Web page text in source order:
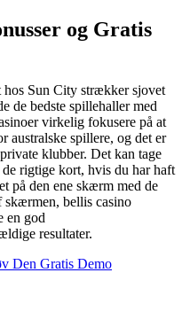
og Gratis
Sun City strækker sjovet
de bedste spillehaller med
virkelig fokusere på at
australske spillere, og det er
klubber. Det kan tage
rigtige kort, hvis du har haft
på den ene skærm med de
skærmen, bellis casino
en god
resultater.
Den Gratis Demo